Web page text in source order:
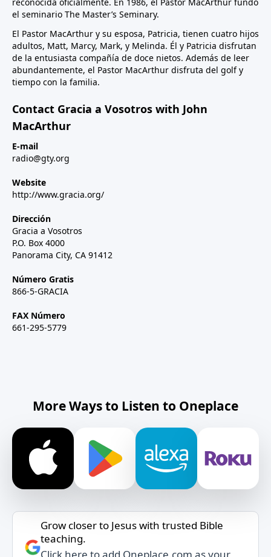
el seminario The Master’s Seminary.
El Pastor MacArthur y su esposa, Patricia, tienen cuatro hijos
adultos, Matt, Marcy, Mark, y Melinda. Él y Patricia disfrutan
de la entusiasta compañía de doce nietos. Además de leer
abundantemente, el Pastor MacArthur disfruta del golf y
tiempo con la familia.
Contact Gracia a Vosotros with John
MacArthur
E-mail
radio@gty.org
Website
http://www.gracia.org/
Dirección
Gracia a Vosotros
P.O. Box 4000
Panorama City, CA 91412
Número Gratis
866-5-GRACIA
FAX Número
661-295-5779
More Ways to Listen to Oneplace
Grow closer to Jesus with trusted Bible
teaching.